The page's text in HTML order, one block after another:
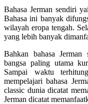
Bahasa Jerman sendiri
Bahasa ini banyak
wilayah eropa tengah.
yang lebih banyak
Bahkan bahasa Jerman
bangsa paling utama
Sampai waktu
mempelajari bahasa
classic dunia dicatat
Jerman dicatat